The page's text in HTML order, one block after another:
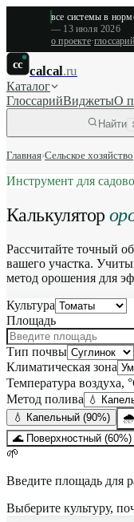
все системы в
— 13 июля 2026
о проекте·глоссарий
cc calcal.ru
Каталог
ГлоссарийВиджетыО
Найти
Главная›Сельское хозяйство
Инструмент для
Калькулятор
Рассчитайте точный
вашего участка.
метод орошения для
Культура
Площадь
Тип почвы
Климатическая зона
Температура воздуха,
Метод полива
💧 Капельный (90%) 🌧
🌊 Поверхностный (60%)
🌱
Введите площадь для
Выберите культуру,